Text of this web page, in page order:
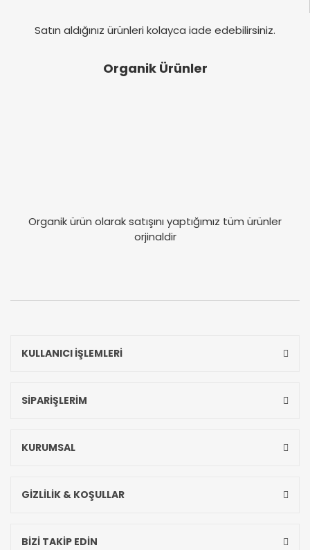
Satın aldığınız ürünleri kolayca iade edebilirsiniz.
Organik Ürünler
Organik ürün olarak satışını yaptığımız tüm ürünler
orjinaldir
KULLANICI İŞLEMLERİ
SİPARİŞLERİM
KURUMSAL
GİZLİLİK & KOŞULLAR
BİZİ TAKİP EDİN